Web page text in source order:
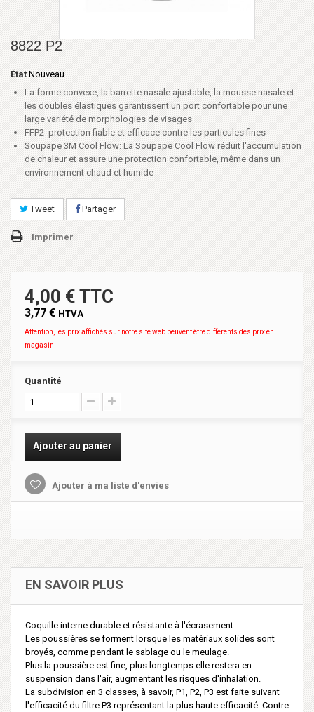
8822 P2
État Nouveau
La forme convexe, la barrette nasale ajustable, la mousse nasale et
les doubles élastiques garantissent un port confortable pour une
large variété de morphologies de visages
FFP2 protection fiable et efficace contre les particules fines
Soupape 3M Cool Flow: La Soupape Cool Flow réduit l'accumulation
de chaleur et assure une protection confortable, même dans un
environnement chaud et humide
Tweet Partager
Imprimer
4,00 € TTC
3,77 € HTVA
Attention, les prix affichés sur notre site web peuvent être différents des prix en
magasin
Quantité
Ajouter au panier
Ajouter à ma liste d'envies
EN SAVOIR PLUS
Coquille interne durable et résistante à l'écrasement
Les poussières se forment lorsque les matériaux solides sont
broyés, comme pendant le sablage ou le meulage.
Plus la poussière est fine, plus longtemps elle restera en
suspension dans l'air, augmentant les risques d'inhalation.
La subdivision en 3 classes, à savoir, P1, P2, P3 est faite suivant
l'efficacité du filtre P3 représentant la plus haute efficacité. Contre